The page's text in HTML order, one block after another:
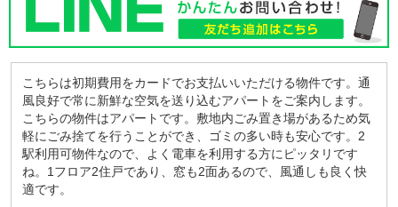
こちらは初期費用をカードでお支払いいただける物件です。通
風良好で常に新鮮な空気を送り込むアパートをご案内します。
こちらの物件はアパートです。敷地内ごみ置き場があるため気
軽にごみ捨てを行うことができ、ゴミの多い時も安心です。2
駅利用可物件なので、よく電車を利用する方にピッタリです
ね。1フロア2住戸であり、窓も2面あるので、風通しも良く快
適です。